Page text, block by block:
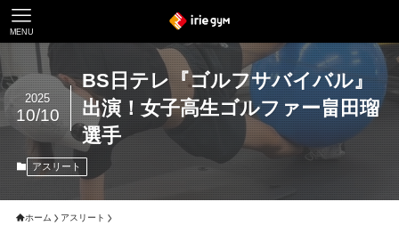
MENU
BS日テレ『ゴルフサバイバル』
出演！女子高生ゴルファー畠田瑠
選手
2025
10/10
アスリート
ホーム アスリート